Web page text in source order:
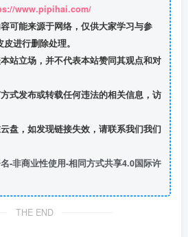
www.pipihai.com/
可能来源于网络，仅供大家学习与参
进行删除处理。
站立场，并不代表本站赞同其观点和对
式发布或转载任何违法的相关信息，访
盘，如发现链接失效，请联系我们我们
-非商业性使用-相同方式共享4.0国际许
THE END